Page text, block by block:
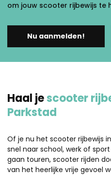
om jouw scooter rijbewijs te
Nu aanmelden!
Haal jescooter
Parkstad
Of je nu het scooter rijbewijs
snel naar school, werk of
gaan touren, scooter rijden
van het heerlijke vrije gevoel